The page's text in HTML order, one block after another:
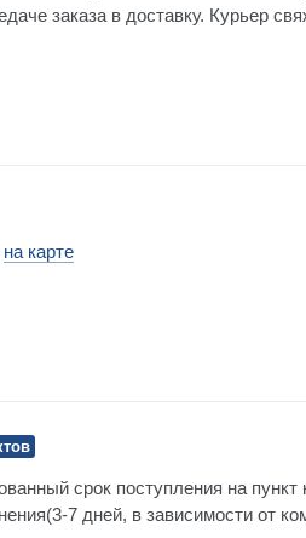
заказа в доставку. Курьер
на карте
срок поступления на
7 дней, в зависимости от